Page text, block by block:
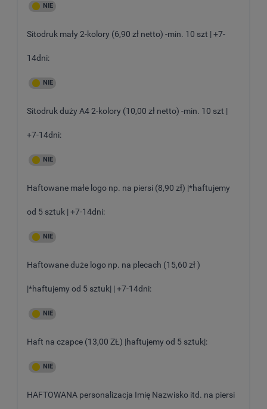
Sitodruk mały 2-kolory (6,90 zł netto) -min. 10 szt | +7-
14dni:
Sitodruk duży A4 2-kolory (10,00 zł netto) -min. 10 szt |
+7-14dni:
Haftowane małe logo np. na piersi (8,90 zł) |*haftujemy
od 5 sztuk | +7-14dni:
Haftowane duże logo np. na plecach (15,60 zł )
|*haftujemy od 5 sztuk| | +7-14dni:
Haft na czapce (13,00 ZŁ) |haftujemy od 5 sztuk|:
HAFTOWANA personalizacja Imię Nazwisko itd. na piersi